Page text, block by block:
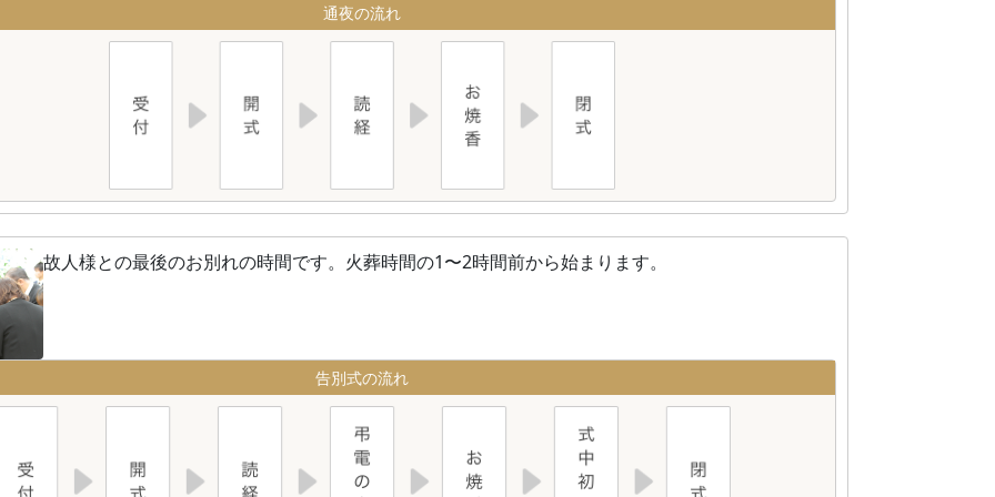
通夜の流れ
故人様との最後のお別れの時間です。火葬時間の1〜2時間前から始まります。
告別式の流れ